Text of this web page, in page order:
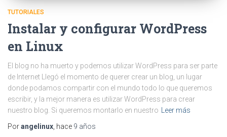
TUTORIALES
Instalar y configurar WordPress
en Linux
El blog no ha muerto y podemos utilizar WordPress para ser parte
de Internet Llegó el momento de querer crear un blog, un lugar
donde podamos compartir con el mundo todo lo que queremos
escribir, y la mejor manera es utilizar WordPress para crear
nuestro blog. Si queremos montarlo en nuestro
Leer más
Porangelinux , hace 9 años